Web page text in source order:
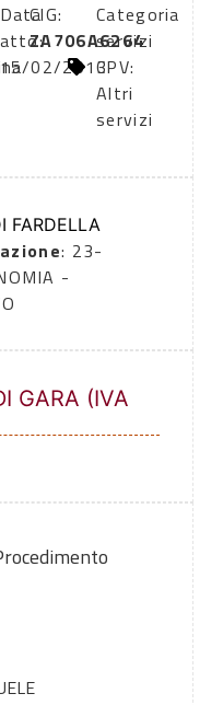
Data
atto:
15/02/2013
CIG:
ZA706A6264
Categoria
servizi
CPV:
Altri
servizi
FARDELLA
: 23-
-
GARA (IVA